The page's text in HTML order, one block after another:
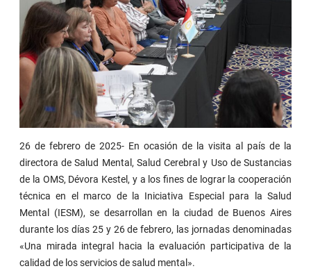
26 de febrero de 2025- En ocasión de la visita al país de la
directora de Salud Mental, Salud Cerebral y Uso de Sustancias
de la OMS, Dévora Kestel, y a los fines de lograr la cooperación
técnica en el marco de la Iniciativa Especial para la Salud
Mental (IESM), se desarrollan en la ciudad de Buenos Aires
durante los días 25 y 26 de febrero, las jornadas denominadas
«Una mirada integral hacia la evaluación participativa de la
calidad de los servicios de salud mental».